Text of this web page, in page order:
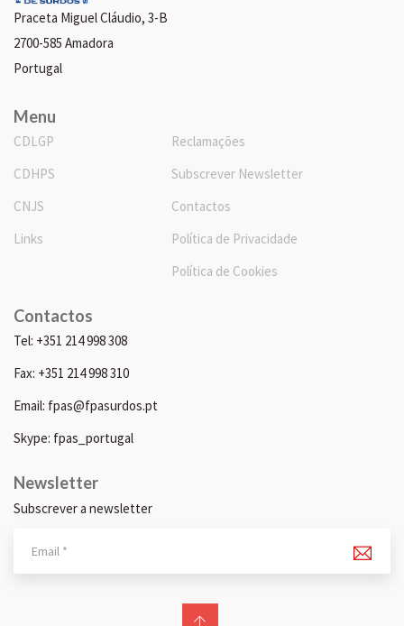
Praceta Miguel Cláudio, 3-B
2700-585 Amadora
Portugal
Menu
CDLGP
CDHPS
CNJS
Links
Reclamações
Subscrever Newsletter
Contactos
Política de Privacidade
Política de Cookies
Contactos
Tel: +351 214 998 308
Fax: +351 214 998 310
Email: fpas@fpasurdos.pt
Skype: fpas_portugal
Newsletter
Subscrever a newsletter